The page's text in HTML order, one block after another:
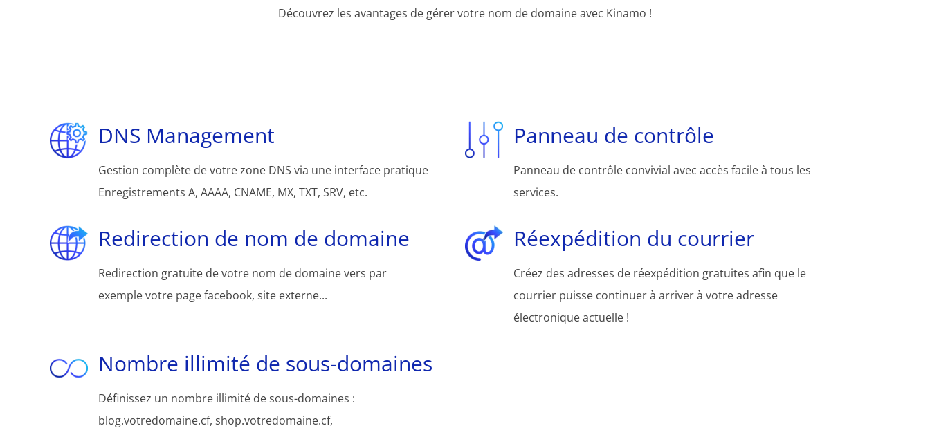
Découvrez les avantages de gérer votre nom de domaine avec Kinamo !
DNS Management
Gestion complète de votre zone DNS via une interface pratique
Enregistrements A, AAAA, CNAME, MX, TXT, SRV, etc.
Panneau de contrôle
Panneau de contrôle convivial avec accès facile à tous les
services.
Redirection de nom de domaine
Redirection gratuite de votre nom de domaine vers par
exemple votre page facebook, site externe...
Réexpédition du courrier
Créez des adresses de réexpédition gratuites afin que le
courrier puisse continuer à arriver à votre adresse
électronique actuelle !
Nombre illimité de sous-domaines
Définissez un nombre illimité de sous-domaines :
blog.votredomaine.cf, shop.votredomaine.cf,